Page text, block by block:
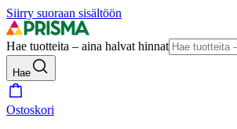
Siirry suoraan sisältöön
Hae tuotteita – aina halvat hinnat
Hae
Ostoskori